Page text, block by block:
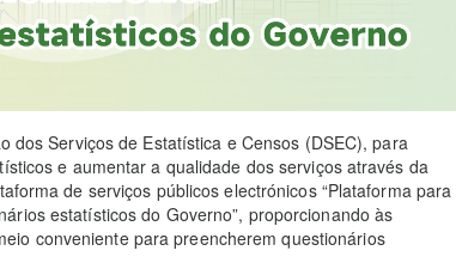
dos Serviços de Estatística e Censos (DSEC), para
e aumentar a qualidade dos serviços através da
de serviços públicos electrónicos “Plataforma para
estatísticos do Governo”, proporcionando às
conveniente para preencherem questionários